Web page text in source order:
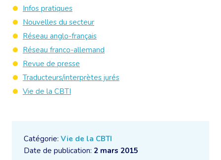
Catégorie: Vie de la CBTI
Date de publication: 2 mars 2015
Infos pratiques
Nouvelles du secteur
Réseau anglo-français
Réseau franco-allemand
Revue de presse
Traducteurs/interprètes jurés
Vie de la CBTI